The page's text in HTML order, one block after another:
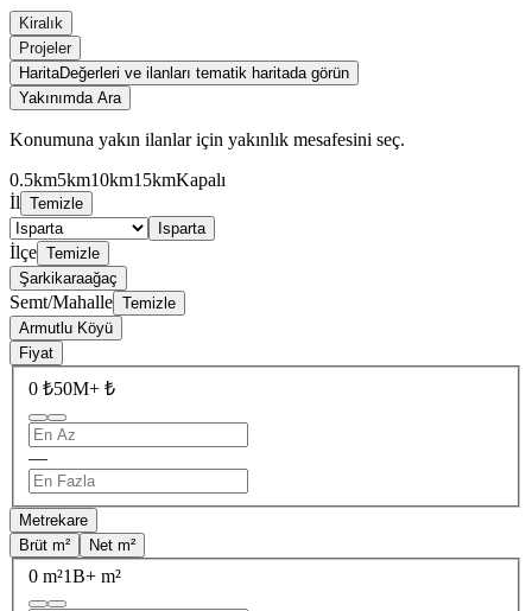
Kiralık
Projeler
HaritaDeğerleri ve ilanları tematik haritada görün
Yakınımda Ara
Konumuna yakın ilanlar için yakınlık mesafesini seç.
0.5km5km10km15kmKapalı
İl Temizle
Isparta
İlçe Temizle
Şarkikaraağaç
Semt/Mahalle Temizle
Armutlu Köyü
Fiyat
0 ₺50M+ ₺
—
Metrekare
Brüt m²
Net m²
0 m²1B+ m²